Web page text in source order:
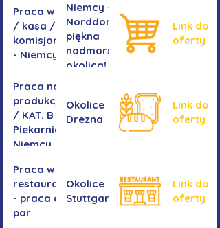
Praca w sklepie
/ kasa /
komisjonowanie
- Niemcy
Niemcy -
Norddorf -
piękna
nadmorska
okolica!
Link do
oferty
Praca na
produkcji
/ KAT. B -
Piekarnia
Niemcy
Okolice
Drezna
Link do
oferty
Praca w
restauracji
- praca dla
par
Okolice
Stuttgartu
Link do
oferty